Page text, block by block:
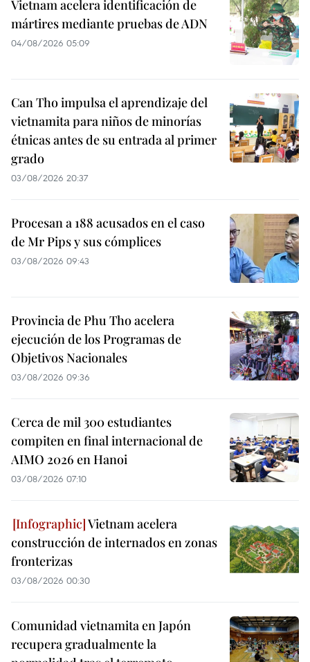
Vietnam acelera identificación de
mártires mediante pruebas de ADN
04/08/2026 05:09
Can Tho impulsa el aprendizaje del
vietnamita para niños de minorías
étnicas antes de su entrada al primer
grado
03/08/2026 20:37
Procesan a 188 acusados en el caso
de Mr Pips y sus cómplices
03/08/2026 09:43
Provincia de Phu Tho acelera
ejecución de los Programas de
Objetivos Nacionales
03/08/2026 09:36
Cerca de mil 300 estudiantes
compiten en final internacional de
AIMO 2026 en Hanoi
03/08/2026 07:10
Vietnam acelera
construcción de internados en zonas
fronterizas
03/08/2026 00:30
Comunidad vietnamita en Japón
recupera gradualmente la